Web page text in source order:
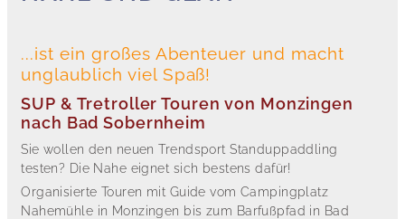
...ist ein großes Abenteuer und macht
unglaublich viel Spaß!
SUP & Tretroller Touren von Monzingen
nach Bad Sobernheim
Sie wollen den neuen Trendsport Standuppaddling
testen? Die Nahe eignet sich bestens dafür!
Organisierte Touren mit Guide vom Campingplatz
Nahemühle in Monzingen bis zum Barfußpfad in Bad